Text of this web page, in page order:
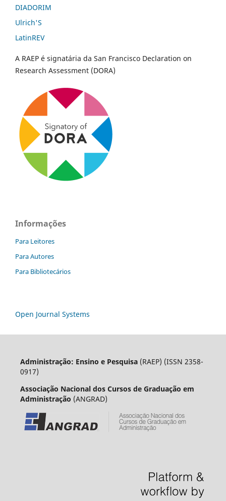
DIADORIM
Ulrich'S
LatinREV
A RAEP é signatária da San Francisco Declaration on
Research Assessment (DORA)
Informações
Para Leitores
Para Autores
Para Bibliotecários
Open Journal Systems
Administração: Ensino e Pesquisa (RAEP) (ISSN 2358-
0917)
Associação Nacional dos Cursos de Graduação em
Administração (ANGRAD)